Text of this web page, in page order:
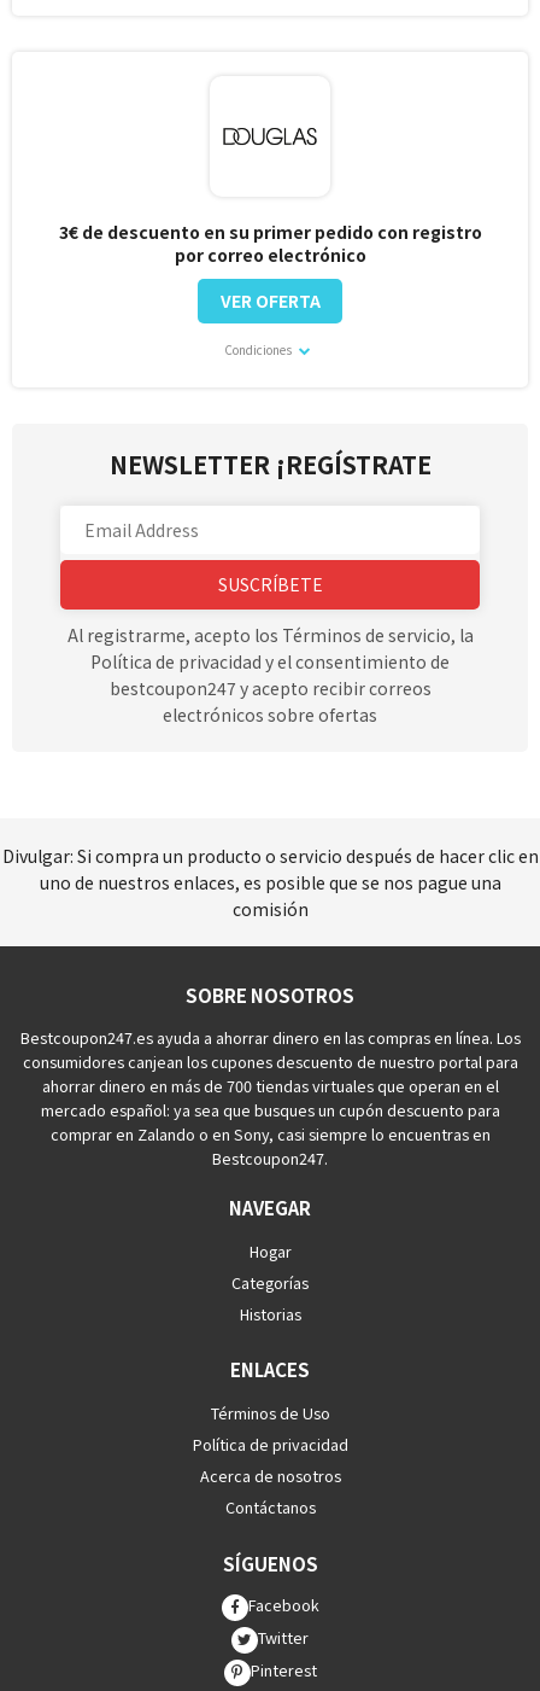
3€ de descuento en su primer pedido con registro
por correo electrónico
Condiciones
VER OFERTA
NEWSLETTER ¡REGÍSTRATE
SUSCRÍBETE
Al registrarme, acepto los Términos de servicio, la
Política de privacidad y el consentimiento de
bestcoupon247 y acepto recibir correos
electrónicos sobre ofertas
Divulgar: Si compra un producto o servicio después de hacer clic en
uno de nuestros enlaces, es posible que se nos pague una
comisión
SOBRE NOSOTROS
Bestcoupon247.es ayuda a ahorrar dinero en las compras en línea. Los
consumidores canjean los cupones descuento de nuestro portal para
ahorrar dinero en más de 700 tiendas virtuales que operan en el
mercado español: ya sea que busques un cupón descuento para
comprar en Zalando o en Sony, casi siempre lo encuentras en
Bestcoupon247.
NAVEGAR
Hogar
Categorías
Historias
ENLACES
Términos de Uso
Política de privacidad
Acerca de nosotros
Contáctanos
SÍGUENOS
Facebook
Twitter
Pinterest